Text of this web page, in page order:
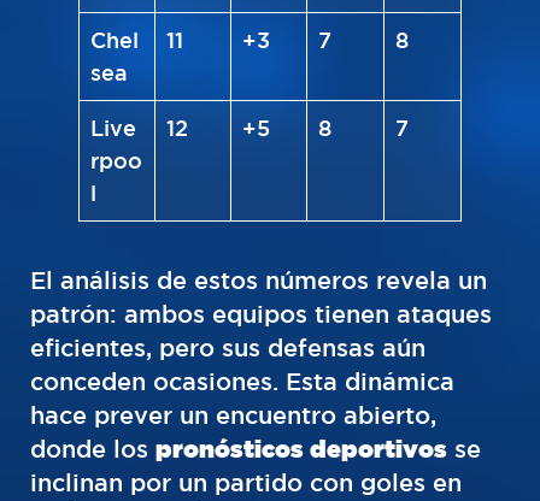
Chel
sea
11 +3 7 8
Live
rpoo
l
12 +5 8 7
El análisis de estos números revela un
patrón: ambos equipos tienen ataques
eficientes, pero sus defensas aún
conceden ocasiones. Esta dinámica
hace prever un encuentro abierto,
donde los pronósticos deportivos se
inclinan por un partido con goles en